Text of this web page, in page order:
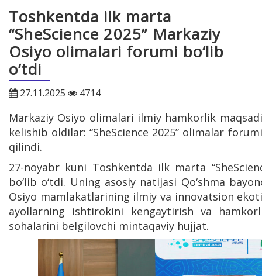
Toshkentda ilk marta
“SheScience 2025” Markaziy
Osiyo olimalari forumi bo‘lib
o‘tdi
27.11.2025 4714
Markaziy Osiyo olimalari ilmiy hamkorlik
kelishib oldilar: “SheScience 2025” olimalar
qilindi.
27-noyabr kuni Toshkentda ilk marta
bo‘lib o‘tdi. Uning asosiy natijasi Qo‘shma
Osiyo mamlakatlarining ilmiy va innovatsion
ayollarning ishtirokini kengaytirish va
sohalarini belgilovchi mintaqaviy hujjat.